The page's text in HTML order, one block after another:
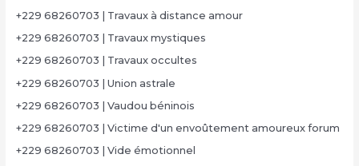
+229 68260703 | Travaux à distance amour
+229 68260703 | Travaux mystiques
+229 68260703 | Travaux occultes
+229 68260703 | Union astrale
+229 68260703 | Vaudou béninois
+229 68260703 | Victime d'un envoûtement amoureux forum
+229 68260703 | Vide émotionnel